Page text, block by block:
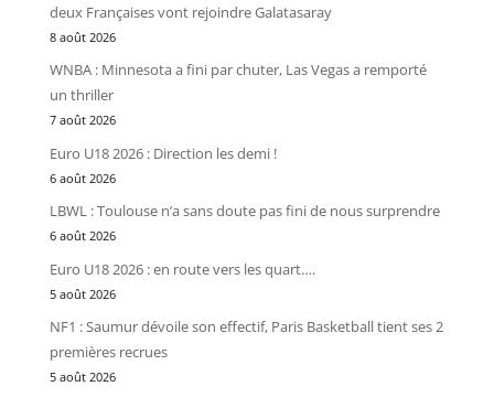
deux Françaises vont rejoindre Galatasaray
8 août 2026
WNBA : Minnesota a fini par chuter, Las Vegas a remporté
un thriller
7 août 2026
Euro U18 2026 : Direction les demi !
6 août 2026
LBWL : Toulouse n’a sans doute pas fini de nous surprendre
6 août 2026
Euro U18 2026 : en route vers les quart….
5 août 2026
NF1 : Saumur dévoile son effectif, Paris Basketball tient ses 2
premières recrues
5 août 2026